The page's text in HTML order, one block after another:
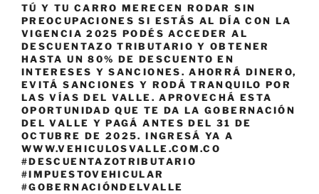
TÚ Y TU CARRO MERECEN RODAR SIN
PREOCUPACIONES SI ESTÁS AL DÍA CON LA
VIGENCIA 2025 PODÉS ACCEDER AL
DESCUENTAZO TRIBUTARIO Y OBTENER
HASTA UN 80% DE DESCUENTO EN
INTERESES Y SANCIONES. AHORRÁ DINERO,
EVITÁ SANCIONES Y RODÁ TRANQUILO POR
LAS VÍAS DEL VALLE. APROVECHÁ ESTA
OPORTUNIDAD QUE TE DA LA GOBERNACIÓN
DEL VALLE Y PAGÁ ANTES DEL 31 DE
OCTUBRE DE 2025. INGRESÁ YA A
WWW.VEHICULOSVALLE.COM.CO
#DESCUENTAZOTRIBUTARIO
#IMPUESTOVEHICULAR
#GOBERNACIÓNDELVALLE